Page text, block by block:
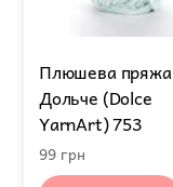
Плюшева пряжа
Дольче (Dolce
YarnArt) 753
99 грн